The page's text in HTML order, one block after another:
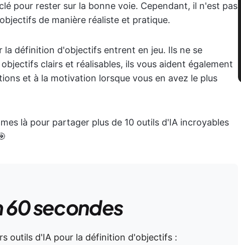
pour rester sur la bonne voie. Cependant, il n'est pas
de manière réaliste et pratique.
la définition d'objectifs entrent en jeu. Ils ne se
clairs et réalisables, ils vous aident également
et à la motivation lorsque vous en avez le plus
là pour partager plus de 10 outils d'IA incroyables
60 secondes
outils d'IA pour la définition d'objectifs :